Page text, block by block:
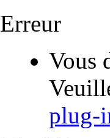
Erreur
Vous
plug-